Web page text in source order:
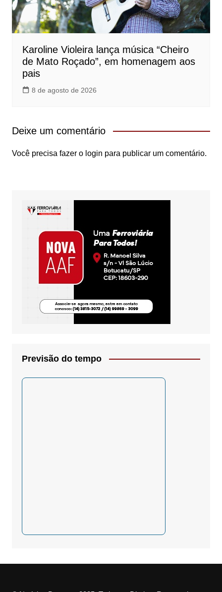
Karoline Violeira lança música “Cheiro
de Mato Roçado”, em homenagem aos
pais
8 de agosto de 2026
Deixe um comentário
Você precisa fazer o login para publicar um comentário.
Previsão do tempo